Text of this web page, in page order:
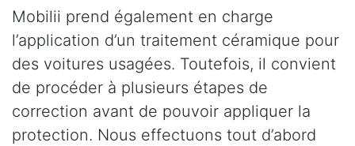
Mobilii prend également en charge
l’application d’un traitement céramique pour
des voitures usagées. Toutefois, il convient
de procéder à plusieurs étapes de
correction avant de pouvoir appliquer la
protection. Nous effectuons tout d’abord